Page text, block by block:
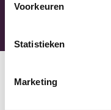
Voorkeuren
Statistieken
Marketing